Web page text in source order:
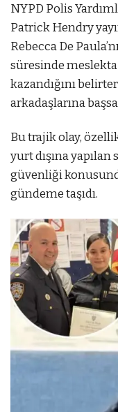
NYPD Polis
Patrick Hendry
Rebecca De
süresinde
kazandığını
arkadaşlarına
Bu trajik olay,
yurt dışına
güvenliği
gündeme taşıdı.